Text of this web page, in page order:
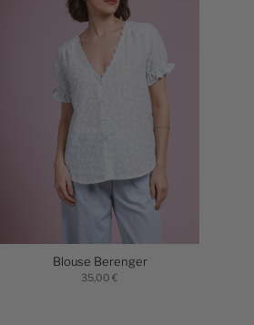
Blouse Berenger
35,00 €